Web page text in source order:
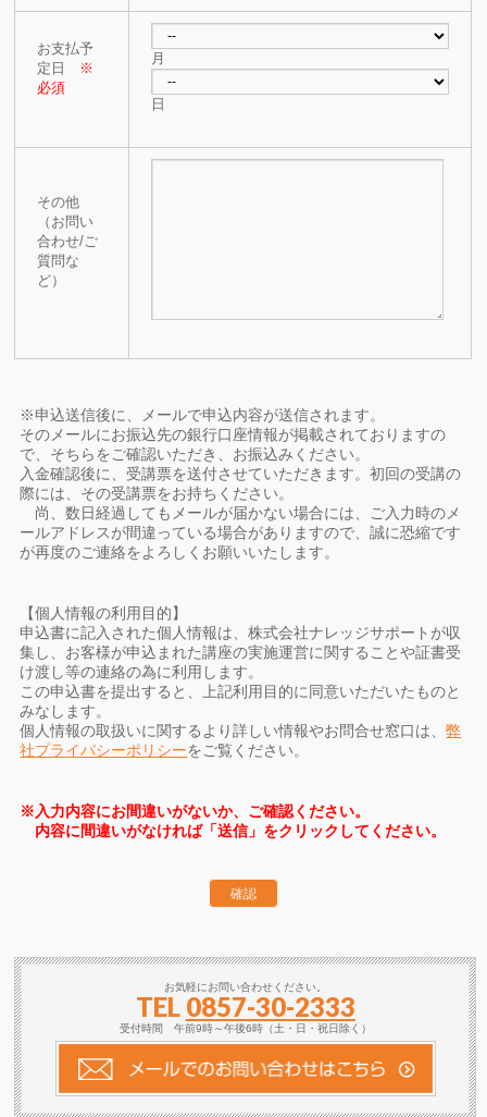
お支払予
定日
※
必須
月
日
その他
（お問い
合わせ/ご
質問な
ど）
※申込送信後に、メールで申込内容が送信されます。
そのメールにお振込先の銀行口座情報が掲載されておりますの
で、そちらをご確認いただき、お振込みください。
入金確認後に、受講票を送付させていただきます。初回の受講の
際には、その受講票をお持ちください。
尚、数日経過してもメールが届かない場合には、ご入力時のメ
ールアドレスが間違っている場合がありますので、誠に恐縮です
が再度のご連絡をよろしくお願いいたします。
【個人情報の利用目的】
申込書に記入された個人情報は、株式会社ナレッジサポートが収
集し、お客様が申込まれた講座の実施運営に関することや証書受
け渡し等の連絡の為に利用します。
この申込書を提出すると、上記利用目的に同意いただいたものと
みなします。
個人情報の取扱いに関するより詳しい情報やお問合せ窓口は、弊
社プライバシーポリシーをご覧ください。
※入力内容にお間違いがないか、ご確認ください。
内容に間違いがなければ「送信」をクリックしてください。
お気軽にお問い合わせください。
TEL 0857-30-2333
受付時間 午前9時～午後6時（土・日・祝日除く）